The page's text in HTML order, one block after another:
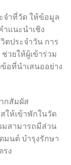
จำที่วัด ให้ข้อมูล
แนะนำเชิง
ตประจำวัน การ
วยให้ผู้เข้าร่วม
อที่นำเสนออย่าง
กสัมผัส
ให้เข้าพักในวัด
มสามารถมีส่วน
มนต์ บำรุงรักษา
รง